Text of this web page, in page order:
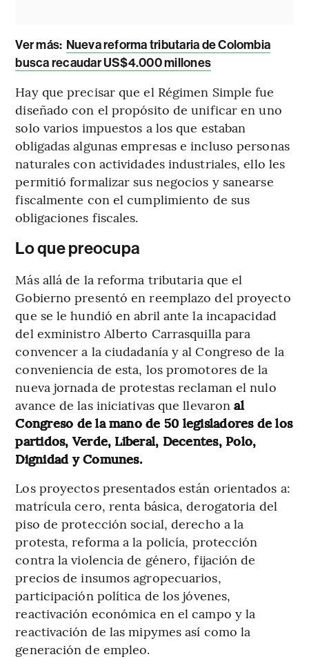
Ver más: Nueva reforma tributaria de Colombia
busca recaudar US$4.000 millones
Hay que precisar que el Régimen Simple fue
diseñado con el propósito de unificar en uno
solo varios impuestos a los que estaban
obligadas algunas empresas e incluso personas
naturales con actividades industriales, ello les
permitió formalizar sus negocios y sanearse
fiscalmente con el cumplimiento de sus
obligaciones fiscales.
Lo que preocupa
Más allá de la reforma tributaria que el
Gobierno presentó en reemplazo del proyecto
que se le hundió en abril ante la incapacidad
del exministro Alberto Carrasquilla para
convencer a la ciudadanía y al Congreso de la
conveniencia de esta, los promotores de la
nueva jornada de protestas reclaman el nulo
avance de las iniciativas que llevaron al
Congreso de la mano de 50 legisladores de los
partidos, Verde, Liberal, Decentes, Polo,
Dignidad y Comunes.
Los proyectos presentados están orientados a:
matrícula cero, renta básica, derogatoria del
piso de protección social, derecho a la
protesta, reforma a la policía, protección
contra la violencia de género, fijación de
precios de insumos agropecuarios,
participación política de los jóvenes,
reactivación económica en el campo y la
reactivación de las mipymes así como la
generación de empleo.